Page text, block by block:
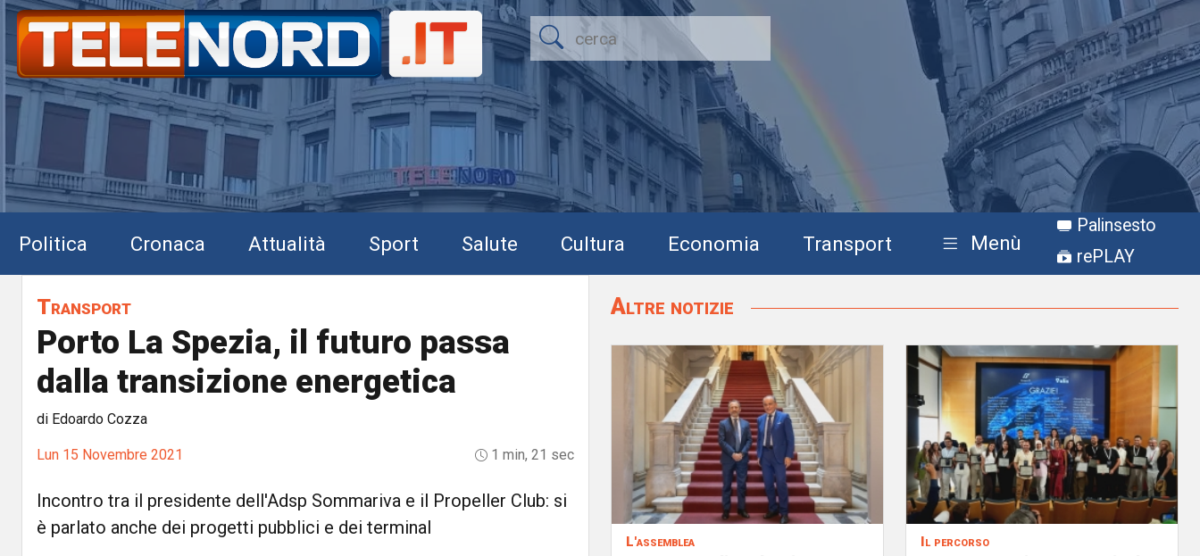
Politica Cronaca Attualità Sport Salute Cultura Economia Transport Menù
Palinsesto
rePLAY
Transport
Porto La Spezia, il futuro passa
dalla transizione energetica
di Edoardo Cozza
Lun 15 Novembre 2021 1 min, 21 sec
Incontro tra il presidente dell'Adsp Sommariva e il Propeller Club: si
è parlato anche dei progetti pubblici e dei terminal
Altre notizie
L'assemblea Il percorso